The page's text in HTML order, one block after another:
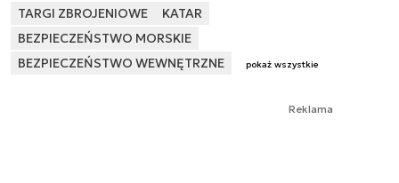
TARGI ZBROJENIOWE
KATAR
BEZPIECZEŃSTWO MORSKIE
BEZPIECZEŃSTWO WEWNĘTRZNE
pokaż wszystkie
Reklama